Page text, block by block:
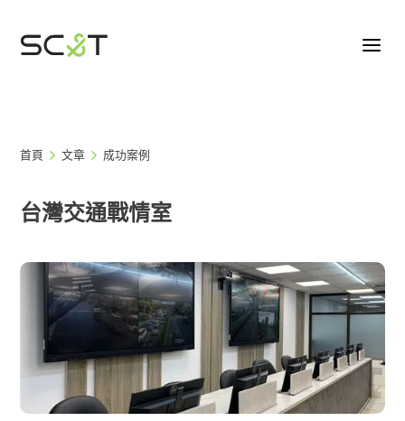
首頁 文章 成功案例
台灣交通戰情室